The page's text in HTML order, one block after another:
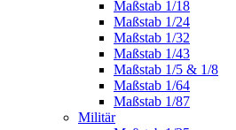
Maßstab 1/18
Maßstab 1/24
Maßstab 1/32
Maßstab 1/43
Maßstab 1/5 & 1/8
Maßstab 1/64
Maßstab 1/87
Militär